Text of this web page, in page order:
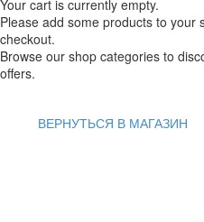
Your cart is currently empty.
Please add some products to your
checkout.
Browse our shop categories to
offers.
ВЕРНУТЬСЯ В МАГАЗИН